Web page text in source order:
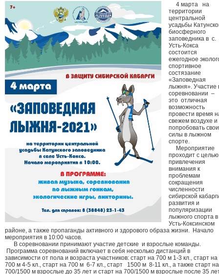
4 марта на
территории
центральной
усадьбы
биосферного
заповедника в с.
Усть-Кокса
состоится
ежегодное
спортивное
состязание
«Заповедная
лыжня». Участие
соревновании –
это отличная
возможность
провести время
свежем воздухе и
попробовать свои
силы в лыжном
спорте.
Мероприятие
проходит с
привлечения
внимания к
проблемам
сокращения
численности
сибирской
развития и
популяризации
лыжного спорта в
Усть-Коксинском
районе, а также пропаганды активного и здорового образа жизни. Начало
мероприятия в 10:00 часов.
В соревновании принимают участие детские и взрослые команды.
Программа соревнований включает в себя несколько дистанций в
зависимости от пола и возраста участников: старт на 700 м 1-3 кл., старт на
700 м 4-5 кл., старт на 700 м 6-7 кл., старт 1500 м 8-11 кл., а также старт на
700/1500 м взрослые до 35 лет и старт на 700/1500 м взрослые после 35